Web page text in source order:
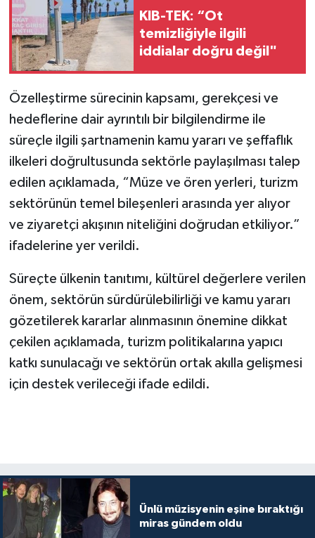
KIB-TEK: “Ot
temizliğiyle ilgili
iddialar doğru değil"
Özelleştirme sürecinin kapsamı, gerekçesi ve
hedeflerine dair ayrıntılı bir bilgilendirme ile
süreçle ilgili şartnamenin kamu yararı ve şeffaflık
ilkeleri doğrultusunda sektörle paylaşılması talep
edilen açıklamada, “Müze ve ören yerleri, turizm
sektörünün temel bileşenleri arasında yer alıyor
ve ziyaretçi akışının niteliğini doğrudan etkiliyor.”
ifadelerine yer verildi.
Süreçte ülkenin tanıtımı, kültürel değerlere verilen
önem, sektörün sürdürülebilirliği ve kamu yararı
gözetilerek kararlar alınmasının önemine dikkat
çekilen açıklamada, turizm politikalarına yapıcı
katkı sunulacağı ve sektörün ortak akılla gelişmesi
için destek verileceği ifade edildi.
Ünlü müzisyenin eşine bıraktığı
miras gündem oldu